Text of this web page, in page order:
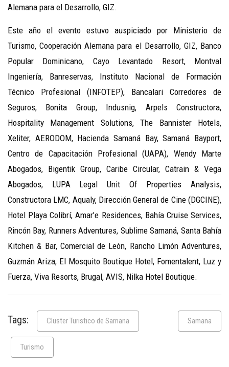
Alemana para el Desarrollo, GIZ.
Este año el evento estuvo auspiciado por Ministerio de
Turismo, Cooperación Alemana para el Desarrollo, GIZ, Banco
Popular Dominicano, Cayo Levantado Resort, Montval
Ingeniería, Banreservas, Instituto Nacional de Formación
Técnico Profesional (INFOTEP), Bancalari Corredores de
Seguros, Bonita Group, Indusnig, Arpels Constructora,
Hospitality Management Solutions, The Bannister Hotels,
Xeliter, AERODOM, Hacienda Samaná Bay, Samaná Bayport,
Centro de Capacitación Profesional (UAPA), Wendy Marte
Abogados, Bigentik Group, Caribe Circular, Catrain & Vega
Abogados, LUPA Legal Unit Of Properties Analysis,
Constructora LMC, Aqualy, Dirección General de Cine (DGCINE),
Hotel Playa Colibrí, Amar’e Residences, Bahía Cruise Services,
Rincón Bay, Runners Adventures, Sublime Samaná, Santa Bahía
Kitchen & Bar, Comercial de León, Rancho Limón Adventures,
Guzmán Ariza, El Mosquito Boutique Hotel, Fomentalent, Luz y
Fuerza, Viva Resorts, Brugal, AVIS, Nilka Hotel Boutique.
Tags: Cluster Turistico de Samana Samana
Turismo